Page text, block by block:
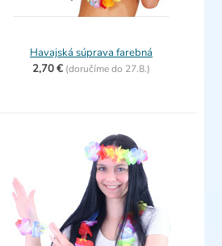
Havajská súprava farebná
2,70 € (doručíme do 27.8.)